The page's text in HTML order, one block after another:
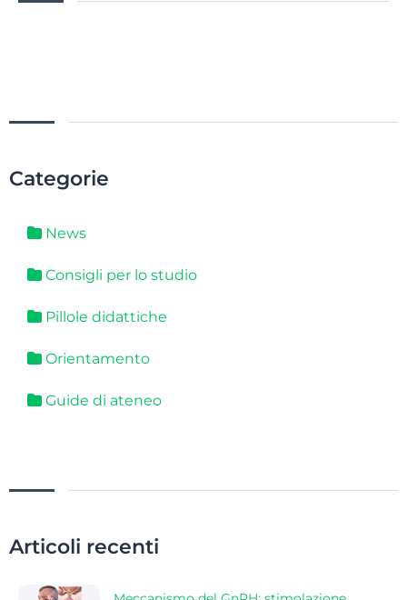
Categorie
News
Consigli per lo studio
Pillole didattiche
Orientamento
Guide di ateneo
Articoli recenti